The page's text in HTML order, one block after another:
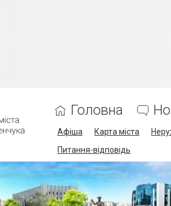
Головна
Афіша Карта міста
Питання-відповідь